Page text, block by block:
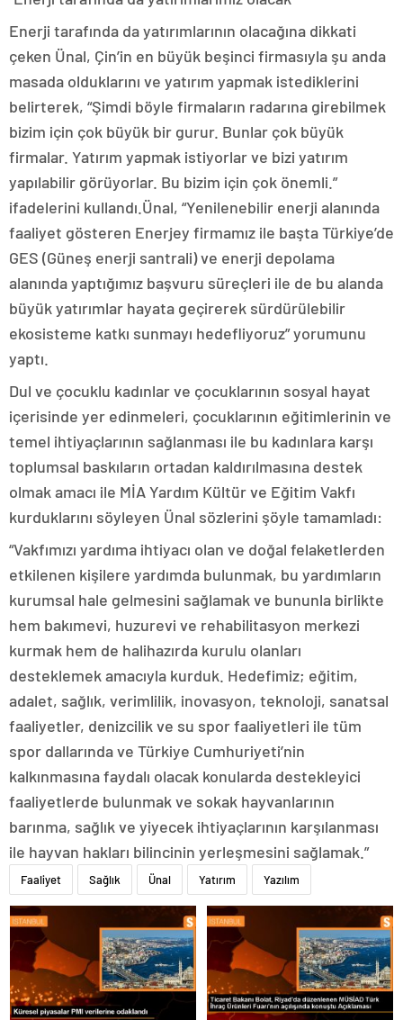
Enerji tarafında da yatırımlarının olacağına dikkati
çeken Ünal, Çin’in en büyük beşinci firmasıyla şu anda
masada olduklarını ve yatırım yapmak istediklerini
belirterek, “Şimdi böyle firmaların radarına girebilmek
bizim için çok büyük bir gurur. Bunlar çok büyük
firmalar. Yatırım yapmak istiyorlar ve bizi yatırım
yapılabilir görüyorlar. Bu bizim için çok önemli.”
ifadelerini kullandı.Ünal, “Yenilenebilir enerji alanında
faaliyet gösteren Enerjey firmamız ile başta Türkiye’de
GES (Güneş enerji santrali) ve enerji depolama
alanında yaptığımız başvuru süreçleri ile de bu alanda
büyük yatırımlar hayata geçirerek sürdürülebilir
ekosisteme katkı sunmayı hedefliyoruz” yorumunu
yaptı.
Dul ve çocuklu kadınlar ve çocuklarının sosyal hayat
içerisinde yer edinmeleri, çocuklarının eğitimlerinin ve
temel ihtiyaçlarının sağlanması ile bu kadınlara karşı
toplumsal baskıların ortadan kaldırılmasına destek
olmak amacı ile MİA Yardım Kültür ve Eğitim Vakfı
kurduklarını söyleyen Ünal sözlerini şöyle tamamladı:
“Vakfımızı yardıma ihtiyacı olan ve doğal felaketlerden
etkilenen kişilere yardımda bulunmak, bu yardımların
kurumsal hale gelmesini sağlamak ve bununla birlikte
hem bakımevi, huzurevi ve rehabilitasyon merkezi
kurmak hem de halihazırda kurulu olanları
desteklemek amacıyla kurduk. Hedefimiz; eğitim,
adalet, sağlık, verimlilik, inovasyon, teknoloji, sanatsal
faaliyetler, denizcilik ve su spor faaliyetleri ile tüm
spor dallarında ve Türkiye Cumhuriyeti’nin
kalkınmasına faydalı olacak konularda destekleyici
faaliyetlerde bulunmak ve sokak hayvanlarının
barınma, sağlık ve yiyecek ihtiyaçlarının karşılanması
ile hayvan hakları bilincinin yerleşmesini sağlamak.”
Faaliyet Sağlık Ünal Yatırım Yazılım